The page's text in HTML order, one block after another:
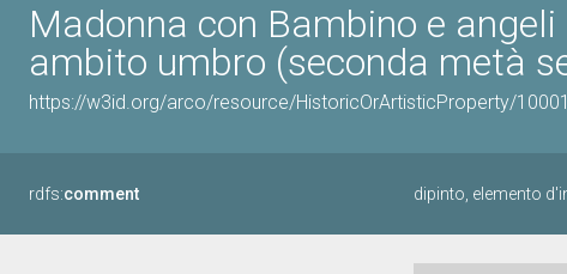
Madonna con Bambino e
ambito umbro (seconda metà
https://w3id.org/arco/resource/HistoricOrArtisticProperty/
rdfs:comment dipinto, elemento